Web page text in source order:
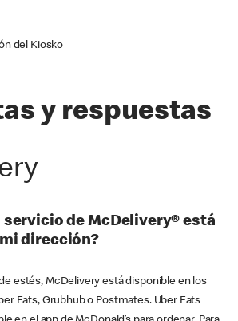
del Kiosko
y respuestas
servicio de McDelivery® está
dirección?
estés, McDelivery está disponible en los
Eats, Grubhub o Postmates. Uber Eats